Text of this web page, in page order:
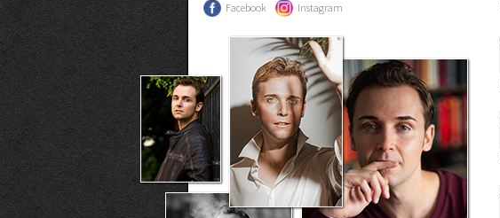
Facebook
Instagram